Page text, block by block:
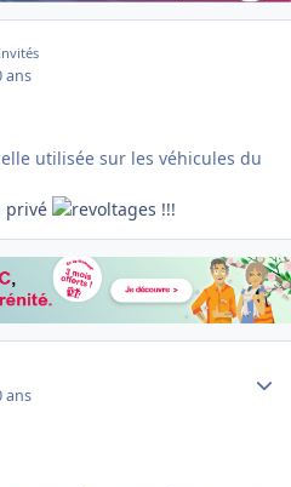
ans
utilisée sur les véhicules du
privé
!!!
ans